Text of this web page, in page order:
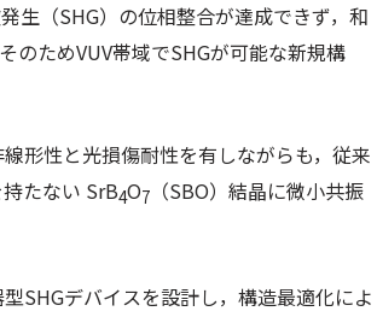
生（SHG）の位相整合が達成できず，和
のためVUV帯域でSHGが可能な新規構
形性と光損傷耐性を有しながらも，従来
たない SrB4O7 （SBO）結晶に微小共振
SHGデバイスを設計し，構造最適化によ